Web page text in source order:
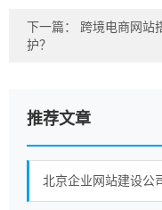
下一篇： 跨境电商网站
护？
推荐文章
北京企业网站建设公